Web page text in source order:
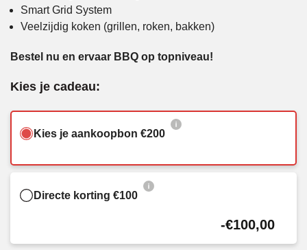
Smart Grid System
Veelzijdig koken (grillen, roken, bakken)
Bestel nu en ervaar BBQ op topniveau!
Kies je cadeau:
Kies je aankoopbon €200
Directe korting €100
-€100,00